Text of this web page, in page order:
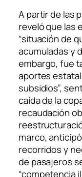
A partir de las
reveló que las
“situación de
acumuladas y
embargo, fue
aportes
subsidios”,
caída de la
recaudación
marco,
recorridos y
de pasajeros
“competencia